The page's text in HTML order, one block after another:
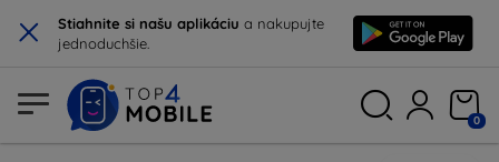
× Stiahnite si našu aplikáciu a nakupujte
jednoduchšie.
0